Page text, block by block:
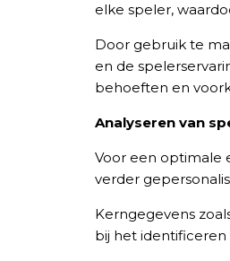
elke speler,
Door gebruik te
en de
behoeften en
Analyseren van
Voor een optimale
verder
Kerngegevens
bij het